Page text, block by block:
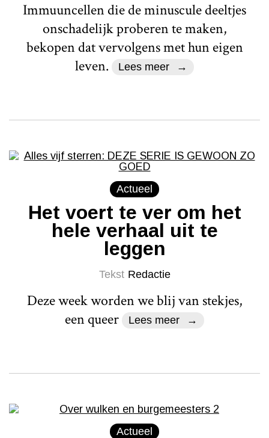
Immuuncellen die de minuscule deeltjes
onschadelijk proberen te maken,
bekopen dat vervolgens met hun eigen
leven.
Lees meer
Actueel
Het voert te ver om het
hele verhaal uit te
leggen
Tekst Redactie
Deze week worden we blij van stekjes,
een queer
Lees meer
Actueel